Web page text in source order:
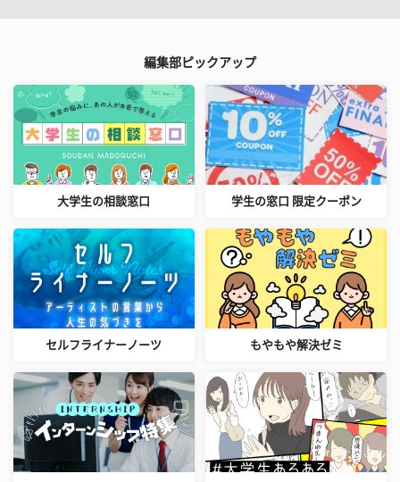
編集部ピックアップ
大学生の相談窓口 学生の窓口 限定クーポン
セルフライナーノーツ もやもや解決ゼミ